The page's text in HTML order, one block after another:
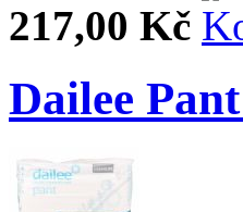
217,00 Kč
Dailee